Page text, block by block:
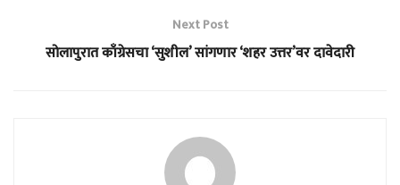
Next Post
सोलापुरात काँग्रेसचा ‘सुशील’ सांगणार ‘शहर उत्तर’वर दावेदारी